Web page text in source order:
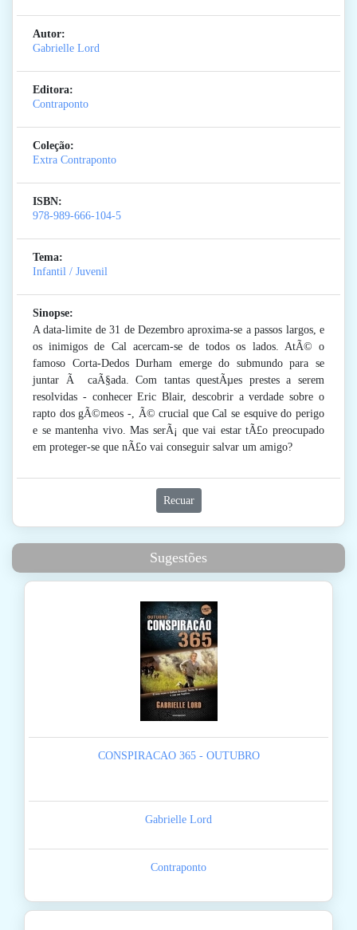
Autor:
Gabrielle Lord
Editora:
Contraponto
Coleção:
Extra Contraponto
ISBN:
978-989-666-104-5
Tema:
Infantil / Juvenil
Sinopse:
A data-limite de 31 de Dezembro aproxima-se a passos largos, e
os inimigos de Cal acercam-se de todos os lados. AtÃ© o
famoso Corta-Dedos Durham emerge do submundo para se
juntar Ã caÃ§ada. Com tantas questÃµes prestes a serem
resolvidas - conhecer Eric Blair, descobrir a verdade sobre o
rapto dos gÃ©meos -, Ã© crucial que Cal se esquive do perigo
e se mantenha vivo. Mas serÃ¡ que vai estar tÃ£o preocupado
em proteger-se que nÃ£o vai conseguir salvar um amigo?
Recuar
Sugestões
CONSPIRACAO 365 - OUTUBRO
Gabrielle Lord
Contraponto